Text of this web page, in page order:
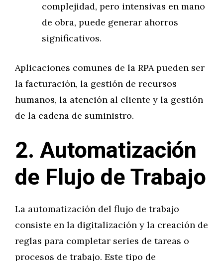
complejidad, pero intensivas en mano
de obra, puede generar ahorros
significativos.
Aplicaciones comunes de la RPA pueden ser
la facturación, la gestión de recursos
humanos, la atención al cliente y la gestión
de la cadena de suministro.
2. Automatización
de Flujo de Trabajo
La automatización del flujo de trabajo
consiste en la digitalización y la creación de
reglas para completar series de tareas o
procesos de trabajo. Este tipo de